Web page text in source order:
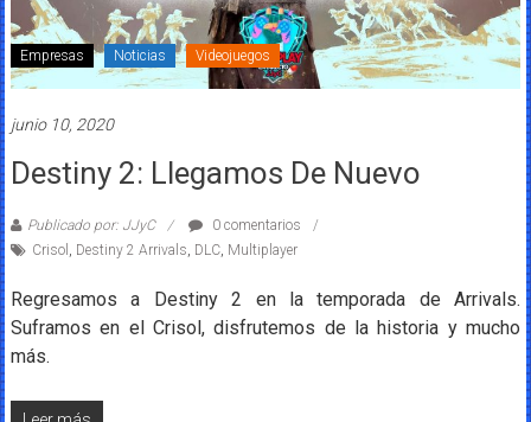
Empresas Noticias Videojuegos
junio 10, 2020
Destiny 2: Llegamos De Nuevo
Publicado por: JJyC
0 comentarios
Crisol , Destiny 2 Arrivals, DLC, Multiplayer
Regresamos a Destiny 2 en la temporada de Arrivals.
Suframos en el Crisol, disfrutemos de la historia y mucho
más.